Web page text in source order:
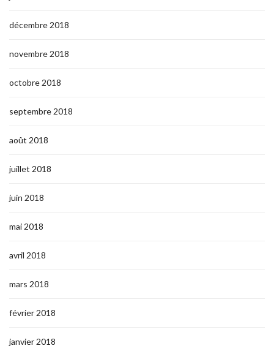
décembre 2018
novembre 2018
octobre 2018
septembre 2018
août 2018
juillet 2018
juin 2018
mai 2018
avril 2018
mars 2018
février 2018
janvier 2018